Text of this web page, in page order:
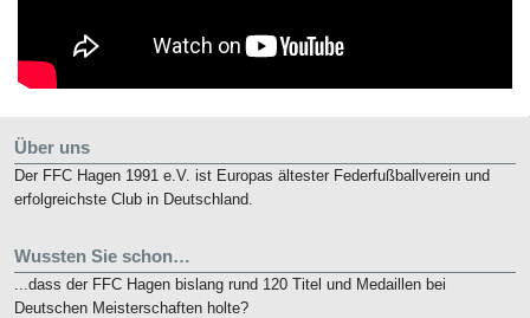
Über uns
Der FFC Hagen 1991 e.V. ist Europas ältester Federfußballverein und
erfolgreichste Club in Deutschland.
Wussten Sie schon…
...dass der FFC Hagen bislang rund 120 Titel und Medaillen bei
Deutschen Meisterschaften holte?